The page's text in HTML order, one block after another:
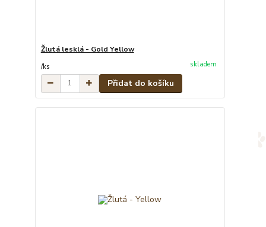
Žlutá lesklá - Gold Yellow
/ks skladem
Přidat do košíku